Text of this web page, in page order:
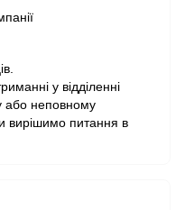
у відділенні
або неповному
вирішимо питання в